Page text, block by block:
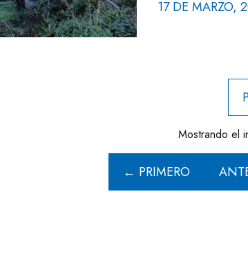
17 DE MARZO,
Mostrando el
← PRIMERO